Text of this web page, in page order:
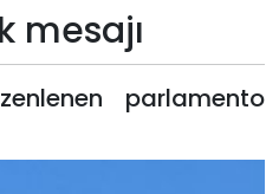
mesajı
parlamento